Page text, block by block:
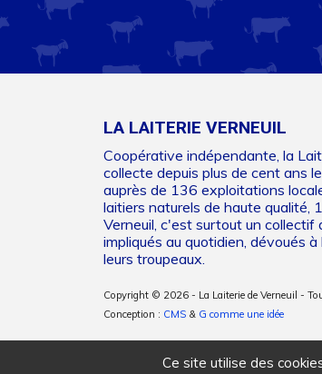
LA LAITERIE VERNEUIL
Coopérative indépendante, la
collecte depuis plus de cent ans
auprès de 136 exploitations
laitiers naturels de haute qualité,
Verneuil, c'est surtout un
impliqués au quotidien, dévoués
leurs troupeaux.
Copyright © 2026 - La Laiterie de Verneuil -
Conception : CMS & G comme une idée
Ce site utilise des